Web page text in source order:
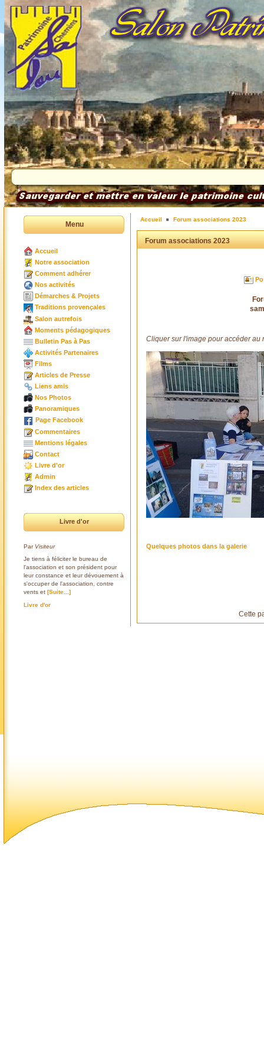
Menu
Accueil
Notre association
Comment adhérer
Nos activités
Démarches & Projets
Traditions provençales
Salon autrefois
Moments pédagogiques
Bulletin Pas à Pas
Activités Partenaires
Films
Articles de Presse
Liens amis
Nos Photos
Panoramiques
Page Facebook
Commentaires
Mentions légales
Contact
Livre d'or
Admin
Index des articles
Livre d'or
Par Visiteur
Je tiens à féliciter le bureau de
l'association et son président pour
leur constance et leur dévouement à
s'occuper de l'association, contre
vents et [Suite...]
Livre d'or
Accueil Forum associations 2023
Forum associations 2023
Cliquer sur l'image pour accéder au
Quelques photos dans la galerie
Cette